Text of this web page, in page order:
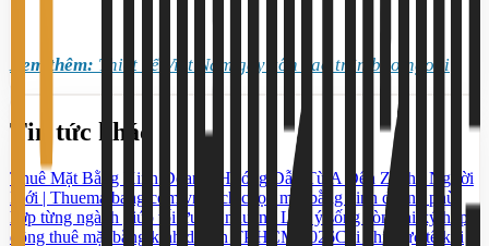
X em thêm: T hiết kế Việt Nam gây xôn xao trên báo ngoài
Tin tức khác
Thuê Mặt Bằng Kinh Doanh: Hướng Dẫn Từ A Đến Z Cho Người
Mới | Thuematbang.com.vn
Cách chọn mặt bằng kinh doanh phù
hợp từng ngành giúp tối ưu lợi nhuận 5 Lưu ý sống còn khi ký hợp
đồng thuê mặt bằng kinh doanh TP.HCM 2026Chi phí thực tế khi